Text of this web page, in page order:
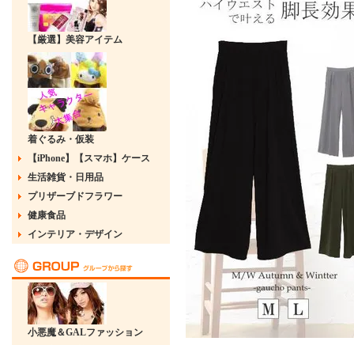
【厳選】美容アイテム
着ぐるみ・仮装
【iPhone】【スマホ】ケース
生活雑貨・日用品
プリザーブドフラワー
健康食品
インテリア・デザイン
小悪魔＆GALファッション